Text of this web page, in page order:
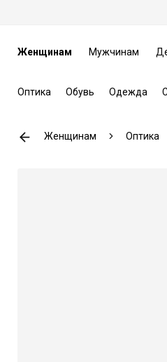
Женщинам Мужчинам
Оптика Обувь Одежда
Женщинам Оптика